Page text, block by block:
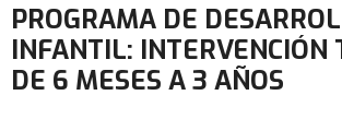
PROGRAMA DE
INFANTIL: INTERVENCIÓN
DE 6 MESES A 3 AÑOS